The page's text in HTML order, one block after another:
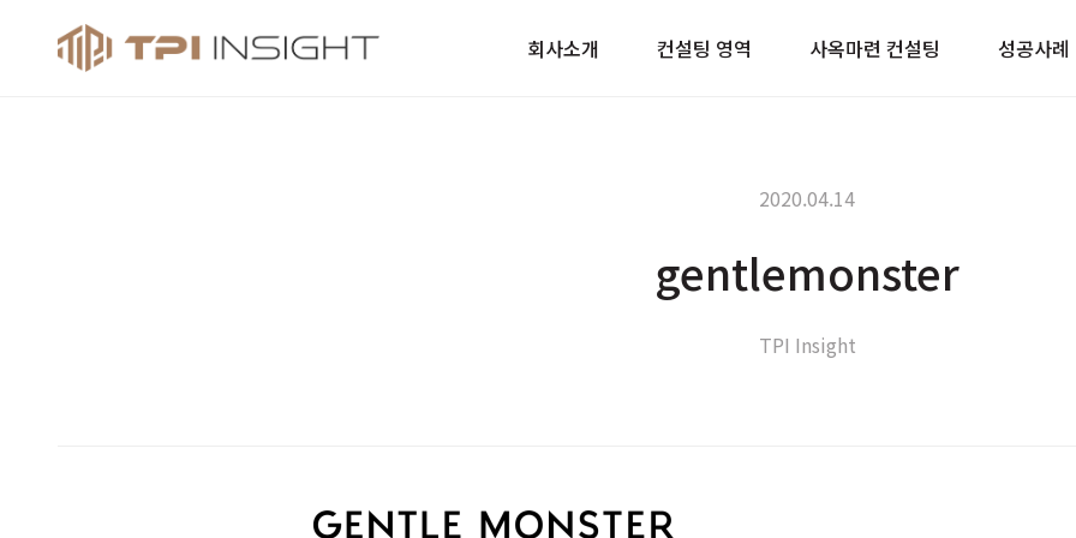
티피아이 인사이트회사소개 컨설팅 영역 사옥마련 컨설팅 성공사례
2020.04.14
gentlemonster
TPI Insight